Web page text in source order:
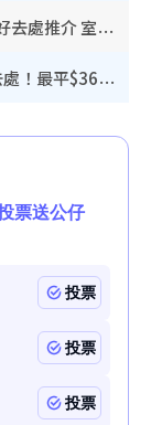
香港室內好去處｜逾35大歎冷氣室內好去處推介 室內活動免費避雨無懼落雨
唱K推介2026︱全港13大卡啦OK好去處！最平$36起 日文K都有！(附地址+收費詳情)